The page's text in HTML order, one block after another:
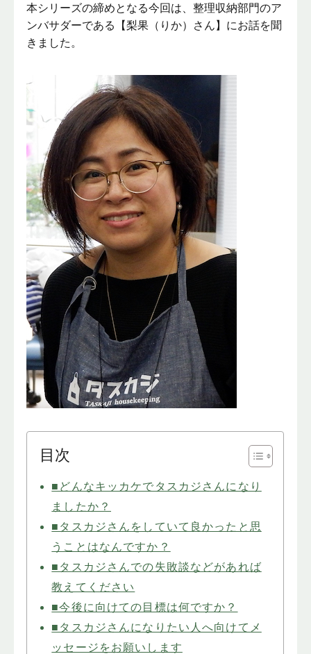
本シリーズの締めとなる今回は、整理収納部門のア
ンバサダーである【梨果（りか）さん】にお話を聞
きました。
目次
■どんなキッカケでタスカジさんになり
ましたか？
■タスカジさんをしていて良かったと思
うことはなんですか？
■タスカジさんでの失敗談などがあれば
教えてください
■今後に向けての目標は何ですか？
■タスカジさんになりたい人へ向けてメ
ッセージをお願いします